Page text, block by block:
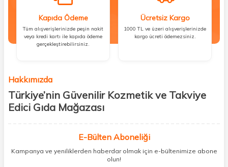
Kapıda Ödeme
Tüm alışverişlerinizde peşin nakit
veya kredi kartı ile kapıda ödeme
gerçekleştirebilirsiniz.
Ücretsiz Kargo
1000 TL ve üzeri alışverişlerinizde
kargo ücreti ödemezsiniz.
Hakkımızda
Türkiye’nin Güvenilir Kozmetik ve Takviye
Edici Gıda Mağazası
kişisel bakım hem de takviye edici gıda ürünlerini sizlerle
buluşturuyoruz. Artık mağaza mağaza dolaşmanıza gerek yok;
ihtiyacınız olan her şeyi tek bir çatı altında topluyor ve kapınıza kadar
E-Bülten Aboneliği
Kampanya ve yeniliklerden haberdar olmak için e-bültenimize abone
olun!